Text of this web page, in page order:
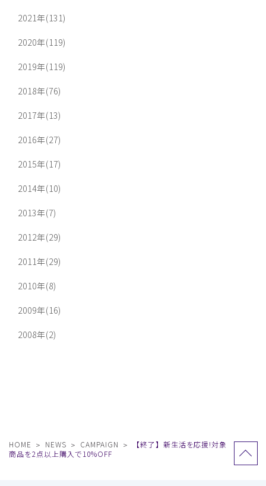
2021年(131)
2020年(119)
2019年(119)
2018年(76)
2017年(13)
2016年(27)
2015年(17)
2014年(10)
2013年(7)
2012年(29)
2011年(29)
2010年(8)
2009年(16)
2008年(2)
HOME NEWS CAMPAIGN
【終了】新生活を応援!対象
商品を2点以上購入で10%OFF